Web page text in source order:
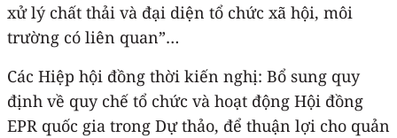
xử lý chất thải và đại diện tổ chức xã hội, môi
trường có liên quan”…
Các Hiệp hội đồng thời kiến nghị: Bổ sung quy
định về quy chế tổ chức và hoạt động Hội đồng
EPR quốc gia trong Dự thảo, để thuận lợi cho quản